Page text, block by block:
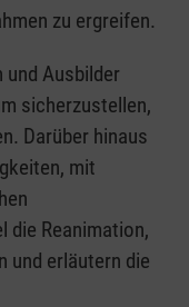
zu ergreifen.
und Ausbilder
sicherzustellen,
Darüber hinaus
mit
die Reanimation,
und erläutern die